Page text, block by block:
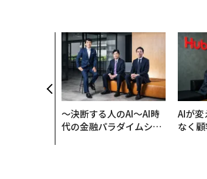
〜決断する人のAI〜AI時
代の金融パラダイムシフ
AIが
なく